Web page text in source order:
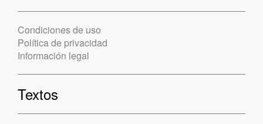
Condiciones de uso
Política de privacidad
Información legal
Textos